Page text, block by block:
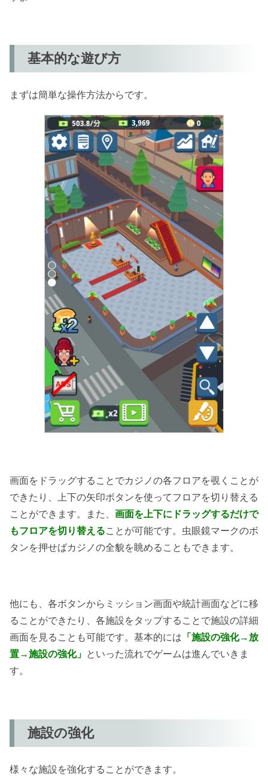
基本的な遊び方
まずは簡単な操作方法からです。
画面をドラッグすることでカジノの各フロアを覗くことが
できたり、上下の矢印ボタンを使ってフロアを切り替える
ことができます。また、 画面を上下にドラッグするだけで
もフロアを切り替えることが可能です。虫眼鏡マークのボ
タンを押せばカジノの全貌を眺めることもできます。
他にも、各ボタンからミッション画面や統計画面などに移
ることができたり、各施設をタップすることで施設の詳細
画面を見ることも可能です。基本的には 「施設の強化→放
置→施設の強化」 といった流れでゲームは進んでいきま
す。
施設の強化
様々な施設を強化することができます。